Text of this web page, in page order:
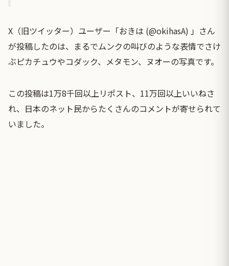
X（旧ツイッター）ユーザー「おきは (@okihasA) 」さん
が投稿したのは、まるでムンクの叫びのような表情でさけ
ぶピカチュウやコダック、メタモン、ヌオーの写真です。
この投稿は1万8千回以上リポスト、11万回以上いいねさ
れ、日本のネット民からたくさんのコメントが寄せられて
いました。